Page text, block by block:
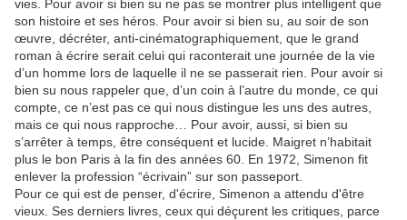
vies. Pour avoir si bien su ne pas se montrer plus intelligent que
son histoire et ses héros. Pour avoir si bien su, au soir de son
œuvre, décréter, anti-cinématographiquement, que le grand
roman à écrire serait celui qui raconterait une journée de la vie
d’un homme lors de laquelle il ne se passerait rien. Pour avoir si
bien su nous rappeler que, d’un coin à l’autre du monde, ce qui
compte, ce n’est pas ce qui nous distingue les uns des autres,
mais ce qui nous rapproche… Pour avoir, aussi, si bien su
s’arrêter à temps, être conséquent et lucide. Maigret n’habitait
plus le bon Paris à la fin des années 60. En 1972, Simenon fit
enlever la profession “écrivain” sur son passeport.
Pour ce qui est de penser, d'écrire, Simenon a attendu d'être
vieux. Ses derniers livres, ceux qui déçurent les critiques, parce